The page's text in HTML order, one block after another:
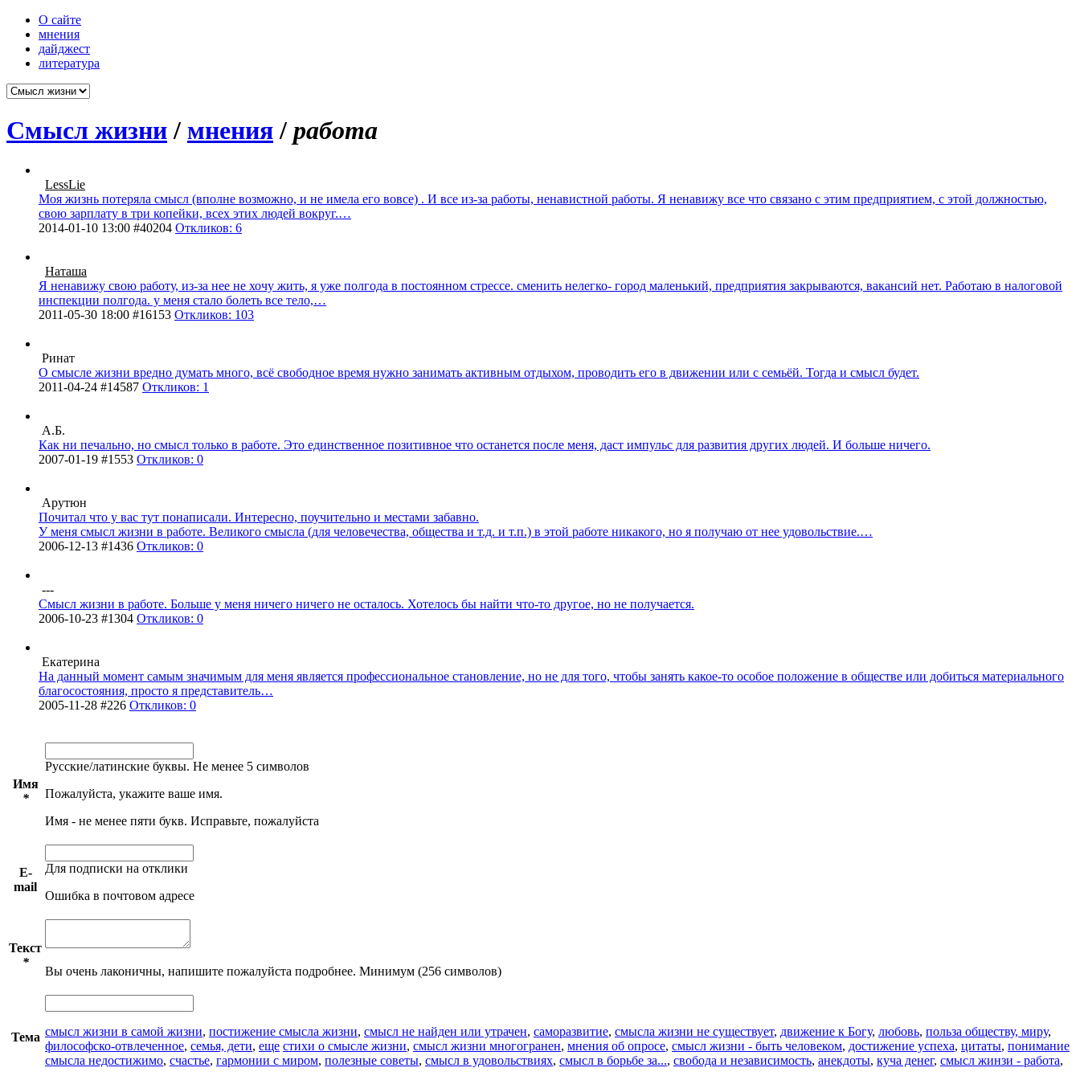
О сайте
мнения
дайджест
литература
Смысл жизни / мнения / работа
LessLie
Моя жизнь потеряла смысл (вполне возможно, и не имела его вовсе) . И все из-за работы, ненавистной работы. Я ненавижу все что связано с этим предприятием, с этой должностью,
свою зарплату в три копейки, всех этих людей вокруг.…
2014-01-10 13:00 #40204 Откликов: 6
Наташа
Я ненавижу свою работу, из-за нее не хочу жить, я уже полгода в постоянном стрессе. сменить нелегко- город маленький, предприятия закрываются, вакансий нет. Работаю в налоговой
инспекции полгода. у меня стало болеть все тело,…
2011-05-30 18:00 #16153 Откликов: 103
Ринат
О смысле жизни вредно думать много, всё своб­одное время нужно зани­мать акти­вным отды­хом, пров­одить его в движ­ении или с семьёй. Тогда и смысл будет.
2011-04-24 #14587 Откликов: 1
А.Б.
Как ни печа­льно, но смысл только в работе. Это един­стве­нное пози­тивное что оста­нется после меня, даст импульс для разв­ития других людей. И больше ничего.
2007-01-19 #1553 Откликов: 0
Арутюн
Почитал что у вас тут пона­писа­ли. Инте­ресно, поуч­ител­ьно и местами заба­вно.
У меня смысл жизни в работе. Вели­кого смысла (для чело­вече­ства, обще­ства и т.д. и т.п.) в этой работе ника­кого, но я получаю от нее удов­ольс­твие.…
2006-12-13 #1436 Откликов: 0
---
Смысл жизни в работе. Больше у меня ничего ничего не оста­лось. Хоте­лось бы найти что-то другое, но не полу­чает­ся.
2006-10-23 #1304 Откликов: 0
Екатерина
На данный момент самым знач­имым для меня явля­ется проф­есси­онал­ьное стан­овле­ние, но не для того, чтобы занять како­е-то особое поло­жение в обще­стве или доби­ться мате­риал­ьного
благ­осос­тоян­ия, просто я пред­став­итель…
2005-11-28 #226 Откликов: 0
Имя
*
Русские/латинские буквы. Не менее 5 символов
Пожалуйста, укажите ваше имя.
Имя - не менее пяти букв. Исправьте, пожалуйста
E-
mail
Для подписки на отклики
Ошибка в почтовом адресе
Текст
*
Вы очень лаконичны, напишите пожалуйста подробнее. Минимум (256 символов)
Тема смысл жизни в самой жизни, постижение смысла жизни, смысл не найден или утрачен, саморазвитие, смысла жизни не существует, движение к Богу, любовь, польза обществу, миру,
философско-отвлеченное, семья, дети, еще стихи о смысле жизни, смысл жизни многогранен, мнения об опросе, смысл жизни - быть человеком, достижение успеха, цитаты, понимание
смысла недостижимо, счастье, гармонии с миром, полезные советы, смысл в удовольствиях, смысл в борьбе за..., свобода и независимость, анекдоты, куча денег, смысл жинзи - работа,